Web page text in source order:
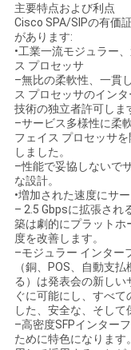
主要特点および利点
Cisco SPA/SIPの有価
があります:
•工業一流モジュラー
ス プロセッサ
–無比の柔軟性、一貫
ス プロセッサのイン
技術の独立者許可しま
–サービス多様性に柔
フェイス プロセッサ
しました。
–性能で妥協しないで
な設計。
•増加された速度にサ
– 2.5 Gbpsに拡張され
築は劇的にプラットホ
度を改善します。
–モジュラー インター
（銅、POS、自動支
る）は発表会の新し
ぐに可能にし、すべ
した、安全な、そして
–高密度SFPインター
ために特色になります